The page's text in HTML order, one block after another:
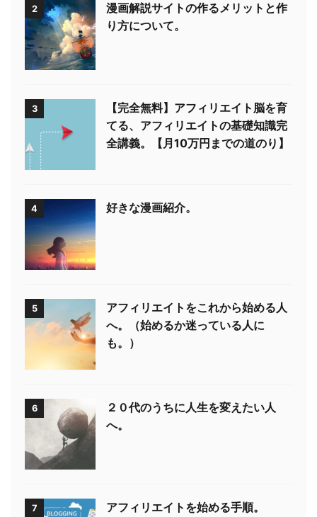
2
漫画解説サイトの作るメリットと作
り方について。
3
【完全無料】アフィリエイト脳を育
てる、アフィリエイトの基礎知識完
全講義。【月10万円までの道のり】
4 好きな漫画紹介。
5
アフィリエイトをこれから始める人
へ。（始めるか迷っている人に
も。）
6
２０代のうちに人生を変えたい人
へ。
7
アフィリエイトを始める手順。